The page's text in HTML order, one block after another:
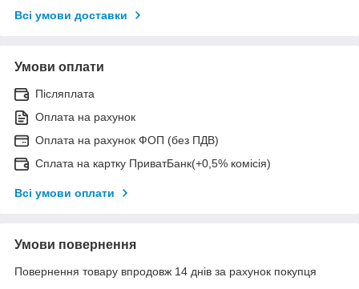
Всі умови доставки
Умови оплати
Післяплата
Оплата на рахунок
Оплата на рахунок ФОП (без ПДВ)
Сплата на картку ПриватБанк(+0,5% комісія)
Всі умови оплати
Умови повернення
Повернення товару впродовж 14 днів за рахунок покупця